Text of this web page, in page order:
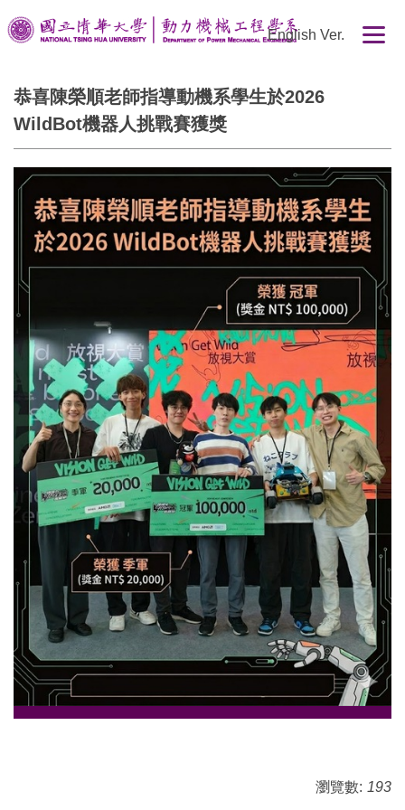
跳
到
內
容
English Ver.
恭喜陳榮順老師指導動機系學生於2026
WildBot機器人挑戰賽獲獎
瀏覽數: 193